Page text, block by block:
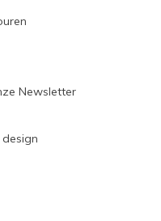
Newsletter